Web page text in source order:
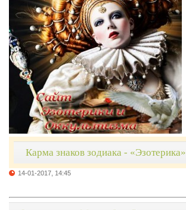
Карма знаков зодиака - «Эзотерика»
14-01-2017, 14:45